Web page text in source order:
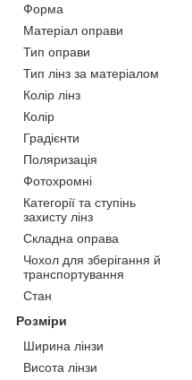
Форма
Матеріал оправи
Тип оправи
Тип лінз за матеріалом
Колір лінз
Колір
Градієнти
Поляризація
Фотохромні
Категорії та ступінь
захисту лінз
Складна оправа
Чохол для зберігання й
транспортування
Стан
Розміри
Ширина лінзи
Висота лінзи